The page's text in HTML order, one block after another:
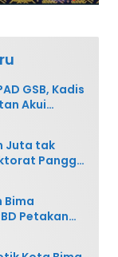
GSB, Kadis
Akui
Juta tak
Panggil
Bima
Petakan